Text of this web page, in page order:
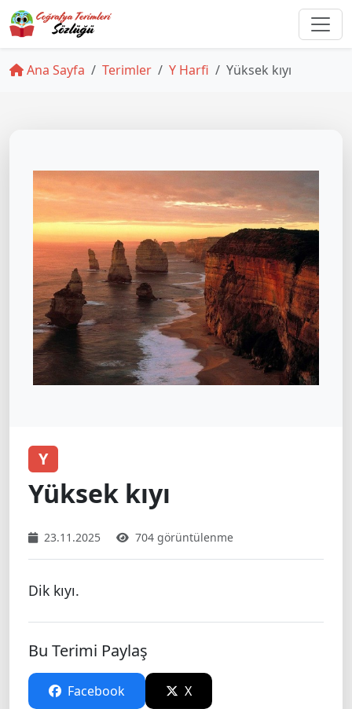
Ana Sayfa Terimler Y Harfi Yüksek kıyı
Y
Yüksek kıyı
23.11.2025 704 görüntülenme
Dik kıyı.
Bu Terimi Paylaş
Facebook X